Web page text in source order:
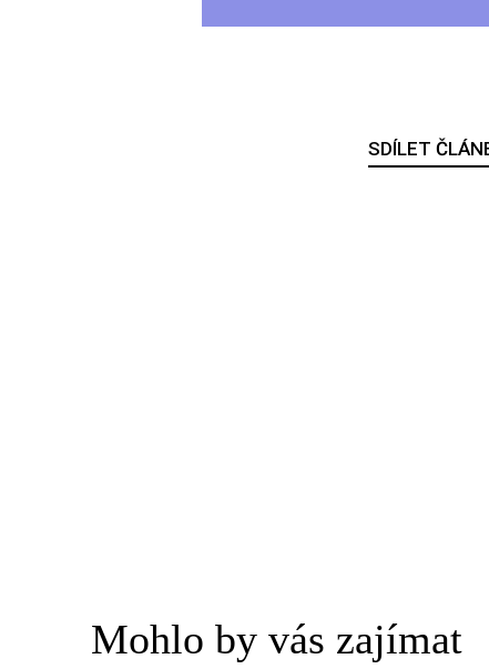
SDÍLET
Mohlo by vás zajímat